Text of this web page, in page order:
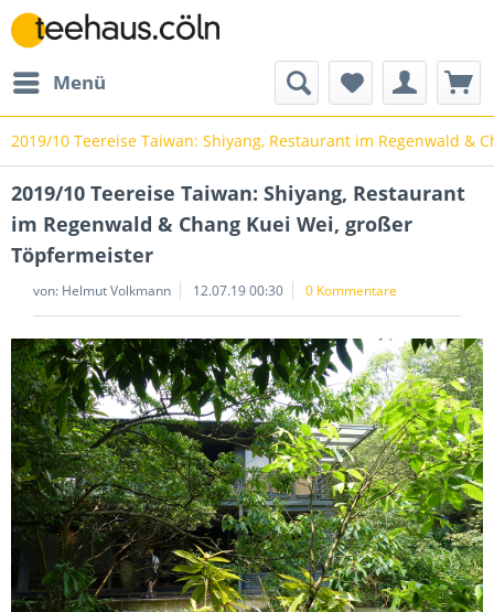
Menü
2019/10 Teereise Taiwan: Shiyang, Restaurant im Regenwald &
2019/10 Teereise Taiwan: Shiyang, Restaurant
im Regenwald & Chang Kuei Wei, großer
Töpfermeister
von: Helmut Volkmann 12.07.19 00:30 0 Kommentare